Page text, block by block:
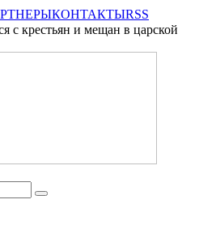
КОНТАКТЫRSS
с крестьян и мещан в царской